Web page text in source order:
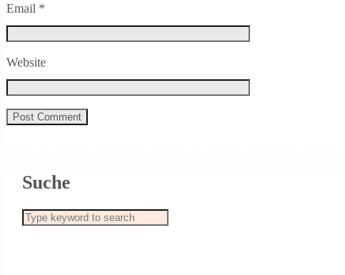
Email *
Website
Suche